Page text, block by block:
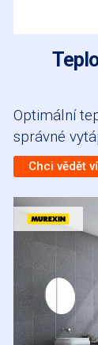
Optimální
správné
Chci vědět